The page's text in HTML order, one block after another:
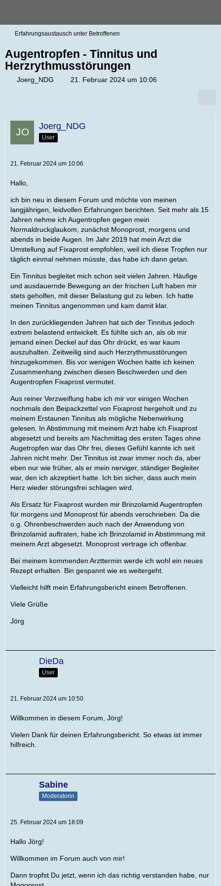
Erfahrungsaustausch unter Betroffenen
Augentropfen - Tinnitus und
Herzrythmusstörungen
Joerg_NDG 21. Februar 2024 um 10:06
Joerg_NDG
User
21. Februar 2024 um 10:06
Hallo,
ich bin neu in diesem Forum und möchte von meinen
langjährigen, leidvollen Erfahrungen berichten. Seit mehr als 15
Jahren nehme ich Augentropfen gegen mein
Normaldruckglaukom, zunächst Monoprost, morgens und
abends in beide Augen. Im Jahr 2019 hat mein Arzt die
Umstellung auf Fixaprost empfohlen, weil ich diese Tropfen nur
täglich einmal nehmen müsste, das habe ich dann getan.
Ein Tinnitus begleitet mich schon seit vielen Jahren. Häufige
und ausdauernde Bewegung an der frischen Luft haben mir
stets geholfen, mit dieser Belastung gut zu leben. Ich hatte
meinen Tinnitus angenommen und kam damit klar.
In den zurückliegenden Jahren hat sich der Tinnitus jedoch
extrem belastend entwickelt. Es fühlte sich an, als ob mir
jemand einen Deckel auf das Ohr drückt, es war kaum
auszuhalten. Zeitweilig sind auch Herzrythmusstörungen
hinzugekommen. Bis vor wenigen Wochen hatte ich keinen
Zusammenhang zwischen diesen Beschwerden und den
Augentropfen Fixaprost vermutet.
Aus reiner Verzweiflung habe ich mir vor einigen Wochen
nochmals den Beipackzettel von Fixaprost hergeholt und zu
meinem Erstaunen Tinnitus als mögliche Nebenwirkung
gelesen. In Abstimmung mit meinem Arzt habe ich Fixaprost
abgesetzt und bereits am Nachmittag des ersten Tages ohne
Augetropfen war das Ohr frei, dieses Gefühl kannte ich seit
Jahren nicht mehr. Der Tinnitus ist zwar immer noch da, aber
eben nur wie früher, als er mein nerviger, ständiger Begleiter
war, den ich akzeptiert hatte. Ich bin sicher, dass auch mein
Herz wieder störungsfrei schlagen wird.
Als Ersatz für Fixaprost wurden mir Brinzolamid Augentropfen
für morgens und Monoprost für abends verschrieben. Da die
o.g. Ohrenbeschwerden auch nach der Anwendung von
Brinzolamid auftraten, habe ich Brinzolamid in Abstimmung mit
meinem Arzt abgesetzt. Monoprost vertrage ich offenbar.
Bei meinem kommenden Arzttermin werde ich wohl ein neues
Rezept erhalten. Bin gespannt wie es weitergeht.
Vielleicht hilft mein Erfahrungsbericht einem Betroffenen.
Viele Grüße
Jörg
DieDa
User
21. Februar 2024 um 10:50
Willkommen in diesem Forum, Jörg!
Vielen Dank für deinen Erfahrungsbericht. So etwas ist immer
hilfreich.
Sabine
Moderatorin
25. Februar 2024 um 18:09
Hallo Jörg!
Willkommen im Forum auch von mir!
Dann tropfst Du jetzt, wenn ich das richtig verstanden habe, nur